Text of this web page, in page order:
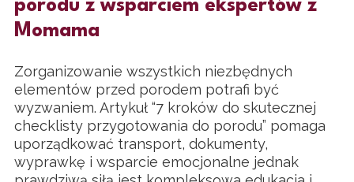
porodu z wsparciem ekspertów z
Momama
Zorganizowanie wszystkich niezbędnych
elementów przed porodem potrafi być
wyzwaniem. Artykuł “7 kroków do skutecznej
checklisty przygotowania do porodu” pomaga
uporządkować transport, dokumenty,
wyprawkę i wsparcie emocjonalne jednak